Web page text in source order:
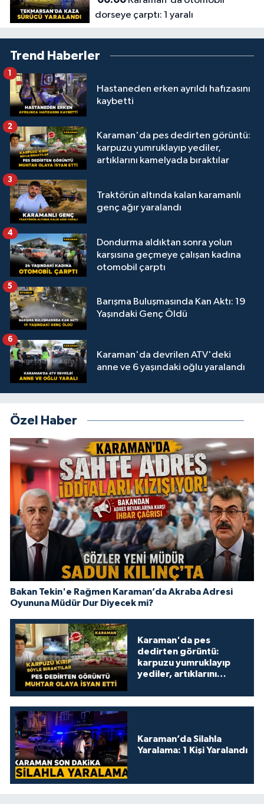
dorseye çarptı: 1 yaralı
Trend Haberler
Hastaneden erken ayrıldı hafızasını
kaybetti
1
Karaman'da pes dedirten görüntü:
karpuzu yumruklayıp yediler,
artıklarını kamelyada bıraktılar
2
Traktörün altında kalan karamanlı
genç ağır yaralandı
3
Dondurma aldıktan sonra yolun
karşısına geçmeye çalışan kadına
otomobil çarptı
4
Barışma Buluşmasında Kan Aktı: 19
Yaşındaki Genç Öldü
5
Karaman'da devrilen ATV'deki
anne ve 6 yaşındaki oğlu yaralandı
6
Özel Haber
Bakan Tekin'e Rağmen Karaman’da Akraba Adresi
Oyununa Müdür Dur Diyecek mi?
Karaman'da pes
dedirten görüntü:
karpuzu yumruklayıp
yediler, artıklarını
Karaman’da Silahla
Yaralama: 1 Kişi Yaralandı